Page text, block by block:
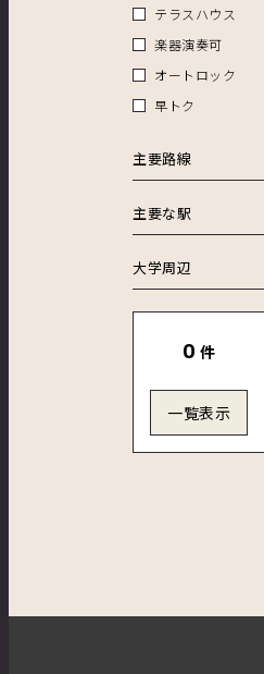
テラスハウス
楽器演奏可
オートロック
早トク
主要路線
主要な駅
大学周辺
0 件
一覧表示